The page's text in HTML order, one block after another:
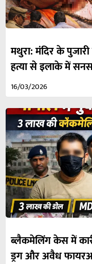
मथुरा: मंदिर के
हत्या से इलाके में
16/03/2026
ब्लैकमेलिंग केस में
ड्रग और अवैध